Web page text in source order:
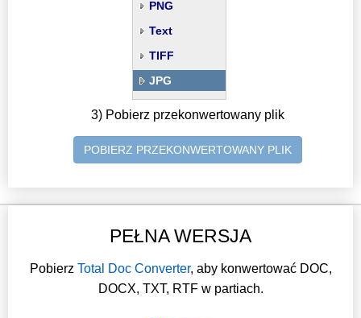
PNG
Text
TIFF
JPG
3) Pobierz przekonwertowany plik
POBIERZ PRZEKONWERTOWANY PLIK
PEŁNA WERSJA
Pobierz Total Doc Converter, aby konwertować DOC,
DOCX, TXT, RTF w partiach.